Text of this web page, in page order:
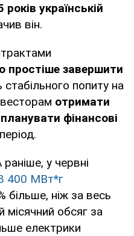
українській
він.
простіше завершити
стабільного попиту на
отримати
фінансові
у червні
400 МВт*г
більше, ніж за весь
місячний обсяг за
електрики